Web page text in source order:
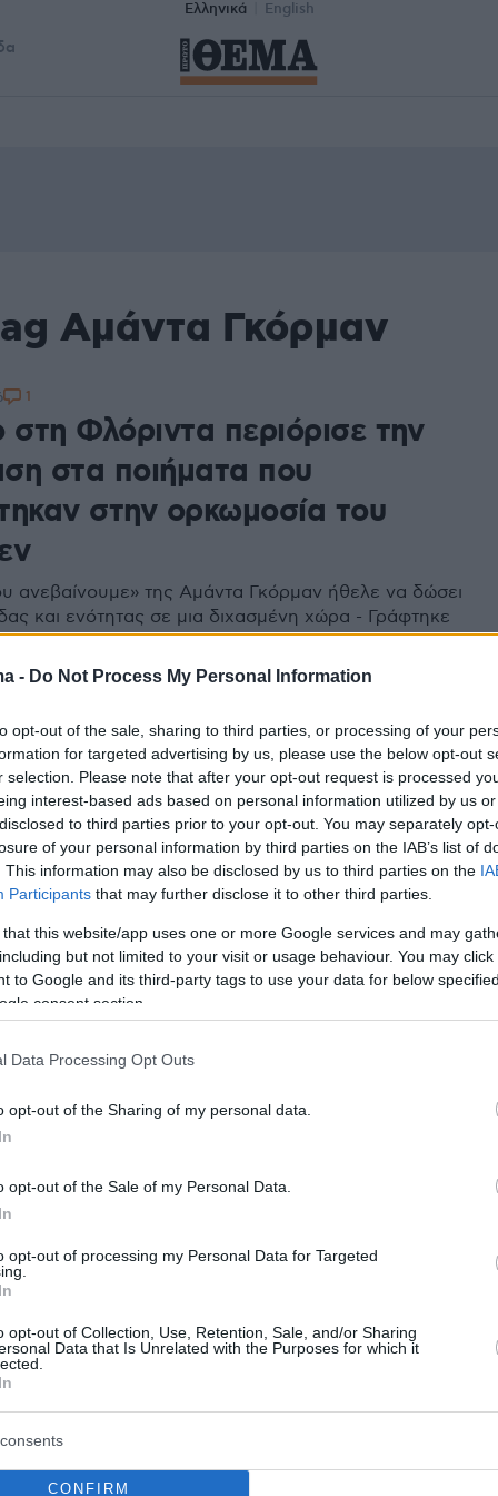
- Do Not Process My Personal Information
opt-out of the sale, sharing to third parties, or processing of your
for targeted advertising by us, please use the below opt-out
selection. Please note that after your opt-out request is processed
interest-based ads based on personal information utilized by us
to third parties prior to your opt-out. You may separately
of your personal information by third parties on the IAB’s list of
This information may also be disclosed by us to third parties on the
Participants that may further disclose it to other third parties.
that this website/app uses one or more Google services and may
but not limited to your visit or usage behaviour. You may
to Google and its third-party tags to use your data for below
consent section.
Data Processing Opt Outs
opt-out of the Sharing of my personal data.
opt-out of the Sale of my Personal Data.
opt-out of processing my Personal Data for Targeted
opt-out of Collection, Use, Retention, Sale, and/or Sharing
Data that Is Unrelated with the Purposes for which it
CONFIRM
Ελληνικά English
Αμάντα Γκόρμαν
στη Φλόριντα περιόρισε την
στα ποιήματα που
στην ορκωμοσία του
ανεβαίνουμε» της Αμάντα Γκόρμαν ήθελε να δώσει
και ενότητας σε μια διχασμένη χώρα - Γράφτηκε
στο Καπιτώλιο
1
με τη διπλή μάσκα γίνεται
στις ΗΠΑ - Επιστήμονες
την χρήση της
βρίσκονται ο Τζο Μπάιντεν, η Καμάλα
Γκόρμαν
ποιήτρια της
έκλεψε τις εντυπώσεις την 20η Ιανουαρίου με
του ποιήματός της - Τώρα υπέγραψε συμφωνία το
στις πασαρέλες
15